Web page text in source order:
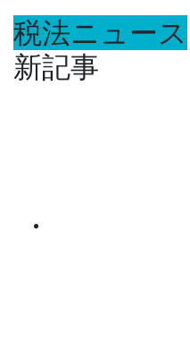
税法ニュース
新記事